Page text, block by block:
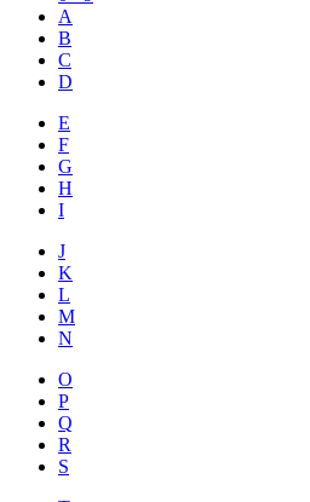
A
B
C
D
E
F
G
H
I
J
K
L
M
N
O
P
Q
R
S